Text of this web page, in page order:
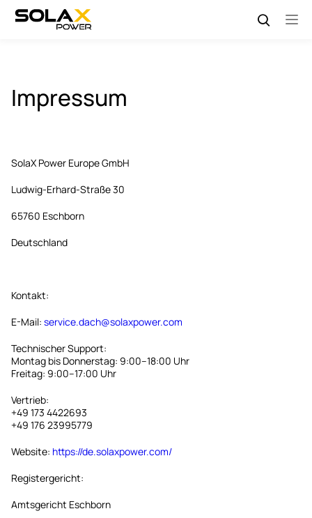
Impressum
SolaX Power Europe GmbH
Ludwig-Erhard-Straße 30
65760 Eschborn
Deutschland
Kontakt:
E-Mail: service.dach@solaxpower.com
Technischer Support:
Montag bis Donnerstag: 9:00–18:00 Uhr
Freitag: 9:00–17:00 Uhr
Vertrieb:
+49 173 4422693
+49 176 23995779
Website: https://de.solaxpower.com/
Registergericht:
Amtsgericht Eschborn